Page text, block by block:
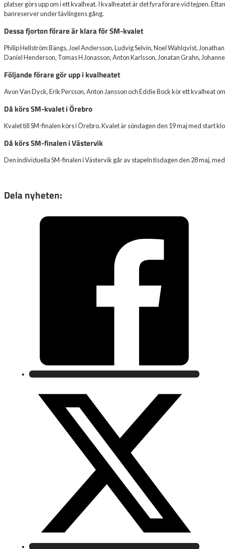
platser görs upp om i ett kvalheat. I kvalheatet är det fyra förare vid tejpen.
banreserver under tävlingens gång.
Dessa fjorton förare är klara för SM-kvalet
Philip Hellström Bängs, Joel Andersson, Ludvig Selvin, Noel Wahlqvist,
Daniel Henderson, Tomas H Jonasson, Anton Karlsson, Jonatan Grahn,
Följande förare gör upp i kvalheatet
Avon Van Dyck, Erik Persson, Anton Jansson och Eddie Bock kör ett kvalheat
Då körs SM-kvalet i Örebro
Kvalet till SM-finalen körs i Örebro. Kvalet är söndagen den 19 maj med start
Då körs SM-finalen i Västervik
Den individuella SM-finalen i Västervik går av stapeln tisdagen den 28 maj,
Dela nyheten: